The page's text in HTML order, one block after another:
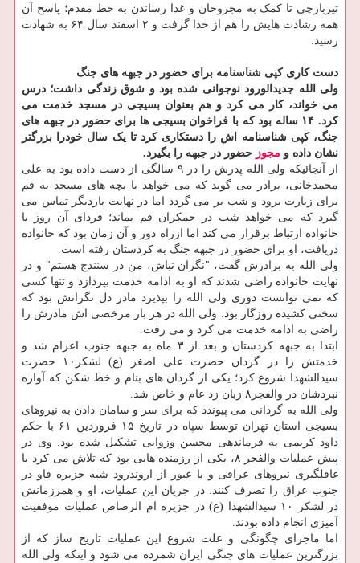
تیربارچی تا کمک به مجروحان و غذا رساندن به خط مقدم؛ پاسخ آن
همه رشادت هایش را هم از خدا گرفت و ۲ اسفند سال ۶۴ به شهادت
رسید.
دست کاری کپی شناسنامه برای حضور در جبهه های جنگ
ولی الله جدیدالورود نوجوانی شده بود و شوق زندگی داشت؛ درس
می خواند، کار می کرد و هم بعنوان بسیجی در مسجد خدمت می
کرد. ۱۴ ساله بود که با فراخوان بسیجی ها برای حضور در جبهه های
جنگ، کپی شناسنامه اش را دستکاری کرد تا یک سال خودرا بزرگتر
نشان داده و مجوز حضور در جبهه را بگیرد.
از آنجائیکه ولی الله پدرش را در ۹ سالگی از دست داده بود به علی
محمدخانی، برادر می گوید که می خواهد با بچه های مسجد به قم
برای زیارت برود و شب بر می گردد اما در نهایت باردیگر تماس می
گیرد که می خواهد شب در جمکران قم بماند؛ فردای آن روز با
خانواده ارتباط برقرار می کند اما ازراه دور و آن زمان بود که خانواده
دریافت، او برای حضور در جبهه جنگ به کردستان رفته است.
ولی الله به برادرش گفت، "نگران نباش، من در سنندج هستم" و در
نهایت خانواده راضی شدند که او به ادامه خدمت بپردازد و تنها کسی
که نمی توانست دوری ولی الله را بپذیرد مادر دل نگرانش بود که
سختی کشیده روزگار بود. ولی الله در هر بار مرخصی اش مادرش را
راضی به ادامه خدمت می کرد و می رفت.
ابتدا به جبهه کردستان و بعد از ۳ ماه به جبهه جنوب اعزام شد و
خدمتش را در گردان حضرت علی اصغر (ع) لشکر۱۰ حضرت
سیدالشهدا شروع کرد؛ یکی از گردان های بنام و خط شکن که آوازه
نبردشان در والفجر۸ زبان زد عام و خاص شد.
ولی الله به گردانی می پیوندد که برای سر و سامان دادن به نیروهای
بسیجی استان تهران توسط سپاه در تاریخ ۱۵ فروردین ۶۱ با حکم
داود کریمی به فرماندهی محسن وزوایی تشکیل شده بود. وی در
پیش عملیات والفجر ۸، یکی از رزمنده هایی بود که تلاش می کرد با
غافلگیری نیروهای عراقی و با عبور از اروندرود شبه جزیره فاو در
جنوب عراق را تصرف کنند. در جریان این عملیات، او و همرزمانش
در لشکر ۱۰ سیدالشهدا (ع) در جزیره ام الرصاص عملیات موفقیت
آمیزی انجام داده بودند.
اما ماجرای چگونگی و علت شروع این عملیات تاریخ ساز که از
بزرگترین عملیات های جنگی ایران شمرده می شود و اینکه ولی الله